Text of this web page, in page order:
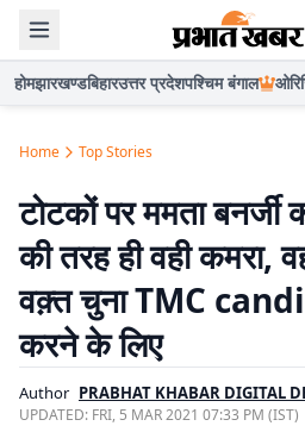
होमझारखण्डबिहारउत्तर प्रदेशपश्चिम बंगाल
Home Top Stories
टोटकों पर ममता बनर्जी
की तरह ही वही कमरा,
वक़्त चुना TMC
करने के लिए
Author PRABHAT KHABAR DIGITAL
UPDATED: FRI, 5 MAR 2021 07:33 PM (IST)